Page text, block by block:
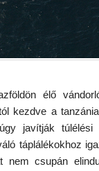
élő
kezdve a
javítják
táplálékokhoz
nem csupán